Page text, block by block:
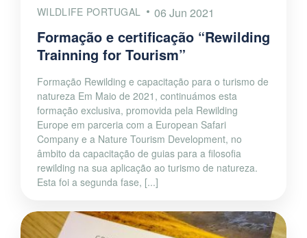
WILDLIFE PORTUGAL 06 Jun 2021
Formação e certificação “Rewilding
Trainning for Tourism”
Formação Rewilding e capacitação para o turismo de
natureza Em Maio de 2021, continuámos esta
formação exclusiva, promovida pela Rewilding
Europe em parceria com a European Safari
Company e a Nature Tourism Development, no
âmbito da capacitação de guias para a filosofia
rewilding na sua aplicação ao turismo de natureza.
Esta foi a segunda fase, [...]